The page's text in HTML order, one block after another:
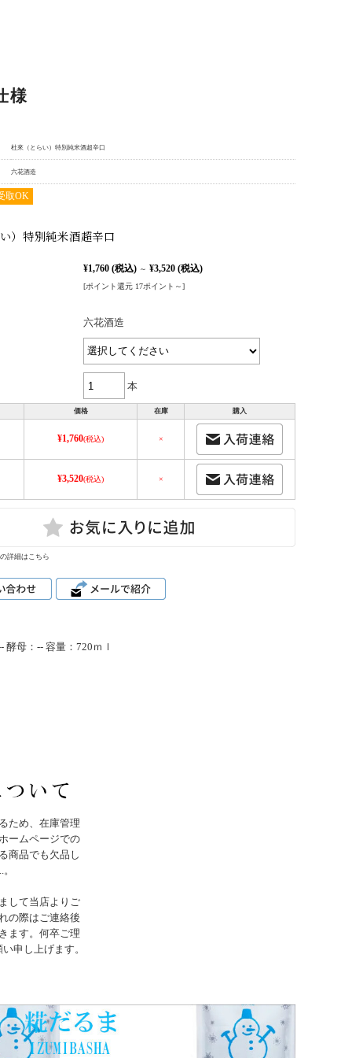
様
杜來（とらい）特別純米酒超辛口
六花酒造
取OK
）特別純米酒超辛口
¥1,760 (税込) ～ ¥3,520 (税込)
[ポイント還元 17ポイント～]
六花酒造
本
価格 在庫 購入
¥1,760(税込) ×
¥3,520(税込) ×
詳細はこちら
母：-- 容量：720ｍｌ
ため、在庫管理
ームページでの
商品でも欠品し
して当店よりご
の際はご連絡後
ます。何卒ご理
申し上げます。